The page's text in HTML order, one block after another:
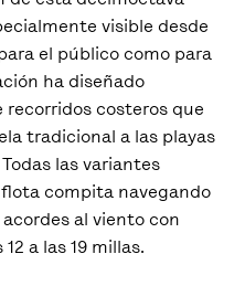
visible desde
el público como para
ha diseñado
costeros que
tradicional a las playas
las variantes
compita navegando
al viento con
a las 19 millas.